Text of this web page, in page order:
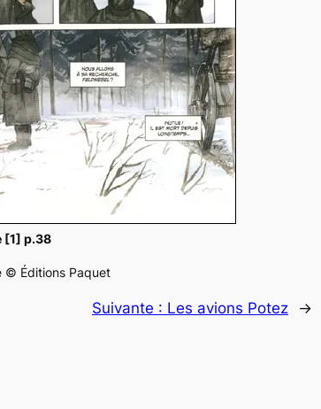
[1] p.38
© Éditions Paquet
Suivante : Les avions Potez →